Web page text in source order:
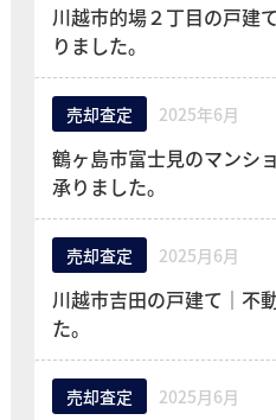
川越市的場２丁目の戸建
りました。
売却査定 2025年6月
鶴ヶ島市富士見のマンシ
承りました。
売却査定 2025月6月
川越市吉田の戸建て｜不
た。
売却査定 2025月6月